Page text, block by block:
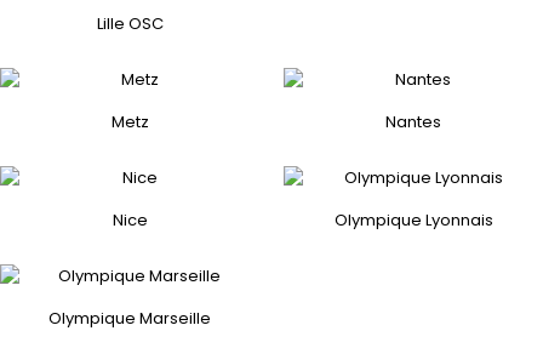
Lille OSC
Metz Nantes
Nice Olympique Lyonnais
Olympique Marseille